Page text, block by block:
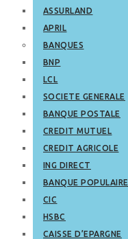
ASSURLAND
APRIL
BANQUES
BNP
LCL
SOCIETE GENERALE
BANQUE POSTALE
CREDIT MUTUEL
CREDIT AGRICOLE
ING DIRECT
BANQUE POPULAIRE
CIC
HSBC
CAISSE D’EPARGNE